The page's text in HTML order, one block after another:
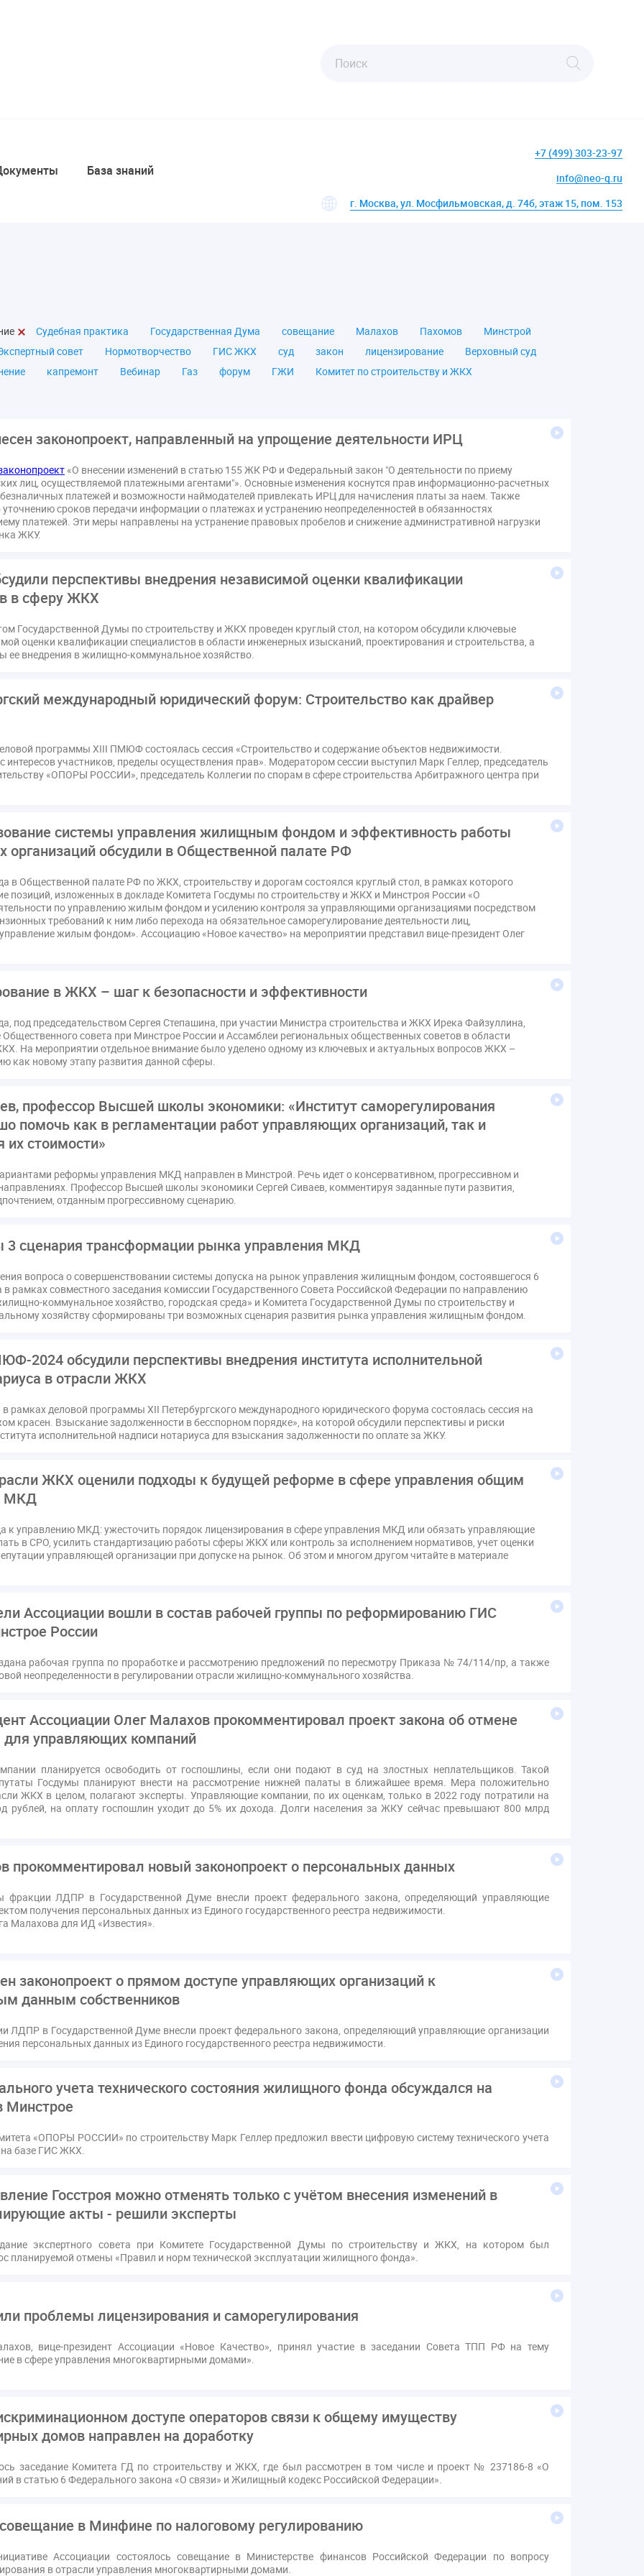
База знаний
+7 (499) 303-23-97
info@neo-q.ru
г. Москва, ул. Мосфильмовская, д. 74б, этаж 15, пом. 153
Судебная практика Государственная Дума совещание Малахов Пахомов
Минстрой
совет Нормотворчество ГИС ЖКХ суд закон лицензирование
Верховный суд
капремонт Вебинар Газ форум ГЖИ
Комитет по строительству и ЖКХ
договор управления МКД операторы связи
организации Альберт Короленко Госуслуги ЖК РФ КоАП РФ Почта России
РСО
налоговая реформа общее собрание собственников ответственность
пени по жку
штраф ВОК Всероссийское совещание ГД Госсовет ЕИРЦ
Жилищная инспекция
информационная система ЖКХ
услуг отчетность УК
Кошелев Законопроект теплоснабжение ответственность Законотворчество Заседание
ИПУ
РСПП по ЖКХ Конституционный Суд Кошелев Пахомов
Праздники РКЦ Разъяснения Регулирование Малахов Резолюция
Рейтинг
управляющие организации госпошлина демоэкзамен депутаты
дисквалификация
надзор закон о банкротстве изменения в ЖК РФ изменения в Положение
индексация
оплата отопления особенности взимания пени оспаривание ОСС
перелицензирование
прекращение договора прибор учета пристройка
документация техпаспорт требования УК умный дом экспертный совет энергосервис
законопроект, направленный на упрощение деятельности ИРЦ
«О внесении изменений в статью 155 ЖК РФ и Федеральный закон "О деятельности по приему
лиц, осуществляемой платежными агентами"». Основные изменения коснутся прав информационно-расчетных
платежей и возможности наймодателей привлекать ИРЦ для начисления платы за наем. Также
сроков передачи информации о платежах и устранению неопределенностей в обязанностях
платежей. Эти меры направлены на устранение правовых пробелов и снижение административной нагрузки
ЖКУ.
перспективы внедрения независимой оценки квалификации
в сферу ЖКХ
Государственной Думы по строительству и ЖКХ проведен круглый стол, на котором обсудили ключевые
оценки квалификации специалистов в области инженерных изысканий, проектирования и строительства, а
ее внедрения в жилищно-коммунальное хозяйство.
международный юридический форум: Строительство как драйвер
программы XIII ПМЮФ состоялась сессия «Строительство и содержание объектов недвижимости.
интересов участников, пределы осуществления прав». Модератором сессии выступил Марк Геллер, председатель
«ОПОРЫ РОССИИ», председатель Коллегии по спорам в сфере строительства Арбитражного центра при
системы управления жилищным фондом и эффективность работы
организаций обсудили в Общественной палате РФ
в Общественной палате РФ по ЖКХ, строительству и дорогам состоялся круглый стол, в рамках которого
позиций, изложенных в докладе Комитета Госдумы по строительству и ЖКХ и Минстроя России «О
по управлению жилым фондом и усилению контроля за управляющими организациями посредством
требований к ним либо перехода на обязательное саморегулирование деятельности лиц,
жилым фондом». Ассоциацию «Новое качество» на мероприятии представил вице-президент Олег
в ЖКХ – шаг к безопасности и эффективности
под председательством Сергея Степашина, при участии Министра строительства и ЖКХ Ирека Файзуллина,
совета при Минстрое России и Ассамблеи региональных общественных советов в области
На мероприятии отдельное внимание было уделено одному из ключевых и актуальных вопросов ЖКХ –
как новому этапу развития данной сферы.
профессор Высшей школы экономики: «Институт саморегулирования
помочь как в регламентации работ управляющих организаций, так и
их стоимости»
реформы управления МКД направлен в Минстрой. Речь идет о консервативном, прогрессивном и
Профессор Высшей школы экономики Сергей Сиваев, комментируя заданные пути развития,
отданным прогрессивному сценарию.
3 сценария трансформации рынка управления МКД
вопроса о совершенствовании системы допуска на рынок управления жилищным фондом, состоявшегося 6
в рамках совместного заседания комиссии Государственного Совета Российской Федерации по направлению
коммунальное хозяйство, городская среда» и Комитета Государственной Думы по строительству и
хозяйству сформированы три возможных сценария развития рынка управления жилищным фондом.
2024 обсудили перспективы внедрения института исполнительной
в отрасли ЖКХ
рамках деловой программы XII Петербургского международного юридического форума состоялась сессия на
красен. Взыскание задолженности в бесспорном порядке», на которой обсудили перспективы и риски
исполнительной надписи нотариуса для взыскания задолженности по оплате за ЖКУ.
ЖКХ оценили подходы к будущей реформе в сфере управления общим
МКД
к управлению МКД: ужесточить порядок лицензирования в сфере управления МКД или обязать управляющие
в СРО, усилить стандартизацию работы сферы ЖКХ или контроль за исполнением нормативов, учет оценки
управляющей организации при допуске на рынок. Об этом и многом другом читайте в материале
Ассоциации вошли в состав рабочей группы по реформированию ГИС
России
рабочая группа по проработке и рассмотрению предложений по пересмотру Приказа № 74/114/пр, а также
неопределенности в регулировании отрасли жилищно-коммунального хозяйства.
Ассоциации Олег Малахов прокомментировал проект закона об отмене
управляющих компаний
планируется освободить от госпошлины, если они подают в суд на злостных неплательщиков. Такой
Госдумы планируют внести на рассмотрение нижней палаты в ближайшее время. Мера положительно
ЖКХ в целом, полагают эксперты. Управляющие компании, по их оценкам, только в 2022 году потратили на
рублей, на оплату госпошлин уходит до 5% их дохода. Долги населения за ЖКУ сейчас превышают 800 млрд
прокомментировал новый законопроект о персональных данных
фракции ЛДПР в Государственной Думе внесли проект федерального закона, определяющий управляющие
получения персональных данных из Единого государственного реестра недвижимости.
Малахова для ИД «Известия».
законопроект о прямом доступе управляющих организаций к
данным собственников
ЛДПР в Государственной Думе внесли проект федерального закона, определяющий управляющие организации
персональных данных из Единого государственного реестра недвижимости.
учета технического состояния жилищного фонда обсуждался на
Минстрое
«ОПОРЫ РОССИИ» по строительству Марк Геллер предложил ввести цифровую систему технического учета
базе ГИС ЖКХ.
Госстроя можно отменять только с учётом внесения изменений в
акты - решили эксперты
экспертного совета при Комитете Государственной Думы по строительству и ЖКХ, на котором был
планируемой отмены «Правил и норм технической эксплуатации жилищного фонда».
проблемы лицензирования и саморегулирования
вице-президент Ассоциации «Новое Качество», принял участие в заседании Совета ТПП РФ на тему
в сфере управления многоквартирными домами».
доступе операторов связи к общему имуществу
домов направлен на доработку
заседание Комитета ГД по строительству и ЖКХ, где был рассмотрен в том числе и проект № 237186-8 «О
в статью 6 Федерального закона «О связи» и Жилищный кодекс Российской Федерации».
в Минфине по налоговому регулированию
Ассоциации состоялось совещание в Министерстве финансов Российской Федерации по вопросу
в отрасли управления многоквартирными домами.